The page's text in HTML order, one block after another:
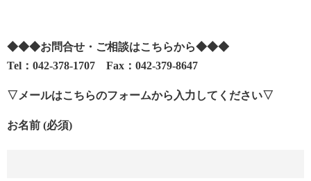
◆◆◆お問合せ・ご相談はこちらから◆◆◆
Tel：042-378-1707 Fax：042-379-8647
▽メールはこちらのフォームから入力してください▽
お名前 (必須)